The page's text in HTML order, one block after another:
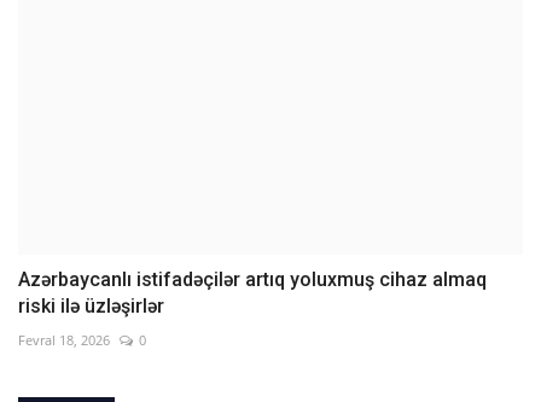
Azərbaycanlı istifadəçilər artıq yoluxmuş cihaz almaq
riski ilə üzləşirlər
Fevral 18, 2026 0